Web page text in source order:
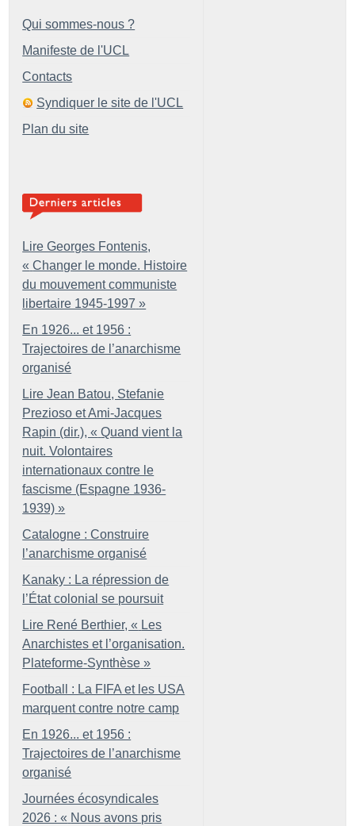
Qui sommes-nous ?
Manifeste de l'UCL
Contacts
Syndiquer le site de l'UCL
Plan du site
Lire Georges Fontenis,
« Changer le monde. Histoire
du mouvement communiste
libertaire 1945-1997 »
En 1926... et 1956 :
Trajectoires de l’anarchisme
organisé
Lire Jean Batou, Stefanie
Prezioso et Ami-Jacques
Rapin (dir.), « Quand vient la
nuit. Volontaires
internationaux contre le
fascisme (Espagne 1936-
1939) »
Catalogne : Construire
l’anarchisme organisé
Kanaky : La répression de
l’État colonial se poursuit
Lire René Berthier, « Les
Anarchistes et l’organisation.
Plateforme-Synthèse »
Football : La FIFA et les USA
marquent contre notre camp
En 1926... et 1956 :
Trajectoires de l’anarchisme
organisé
Journées écosyndicales
2026 : « Nous avons pris